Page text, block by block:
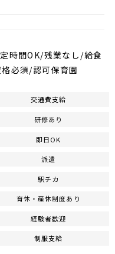
時間OK/残業なし/給食
必須/認可保育園
交通費支給
研修あり
即日OK
派遣
駅チカ
育休・産休制度あり
経験者歓迎
制服支給